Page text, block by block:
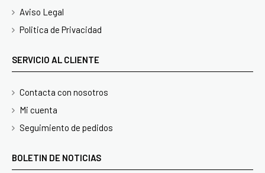
Aviso Legal
Politica de Privacidad
SERVICIO AL CLIENTE
Contacta con nosotros
Mi cuenta
Seguimiento de pedidos
BOLETIN DE NOTICIAS